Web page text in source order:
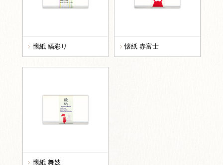
懐紙 縞彩り 懐紙 赤富士
懐紙 舞妓